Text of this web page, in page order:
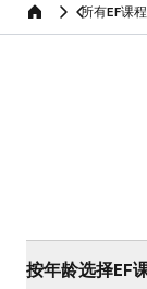
home 所有EF课程
按年龄选择EF